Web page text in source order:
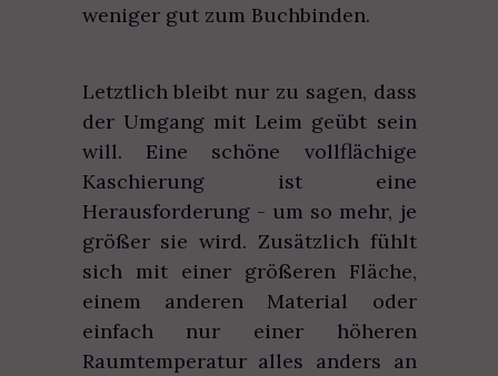
weniger gut zum Buchbinden.
Letztlich bleibt nur zu sagen, dass
der Umgang mit Leim geübt sein
will. Eine schöne vollflächige
Kaschierung ist eine
Herausforderung - um so mehr, je
größer sie wird. Zusätzlich fühlt
sich mit einer größeren Fläche,
einem anderen Material oder
einfach nur einer höheren
Raumtemperatur alles anders an